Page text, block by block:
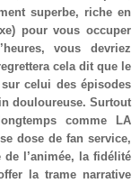
superbe, riche en
pour vous occuper
vous devriez
cela dit que le
celui des épisodes
douloureuse. Surtout
comme LA
dose de fan service,
l’animée, la fidélité
la trame narrative